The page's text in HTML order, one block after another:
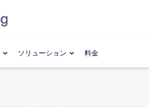
ソリューション 料金